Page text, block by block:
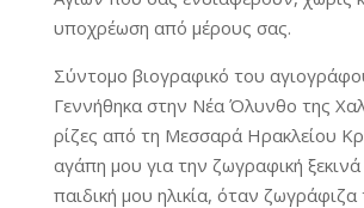
υποχρέωση από μέρους σας.
Σύντομο βιογραφικό του
Γεννήθηκα στην Νέα Όλυνθο της
ρίζες από τη Μεσσαρά Ηρακλείου
αγάπη μου για την ζωγραφική
παιδική μου ηλικία, όταν